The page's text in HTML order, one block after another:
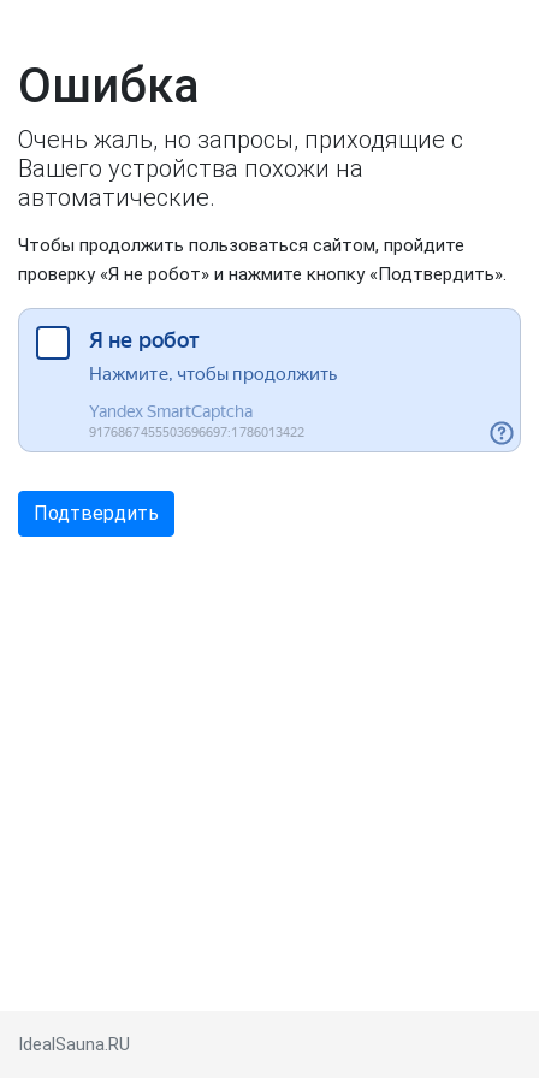
Ошибка
Очень жаль, но запросы, приходящие с
Вашего устройства похожи на
автоматические.
Чтобы продолжить пользоваться сайтом, пройдите
проверку «Я не робот» и нажмите кнопку «Подтвердить».
IdealSauna.RU